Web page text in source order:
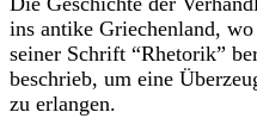
ins antike Griechenland,
seiner Schrift “Rhetorik”
beschrieb, um eine
zu erlangen.